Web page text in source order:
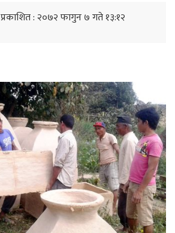
प्रकाशित : २०७२ फागुन ७ गते १३:१२